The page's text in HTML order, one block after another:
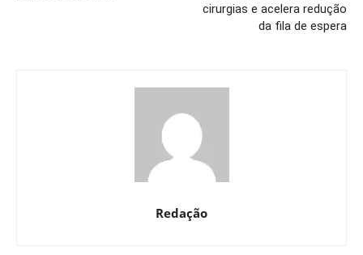
cirurgias e acelera redução
da fila de espera
Redação